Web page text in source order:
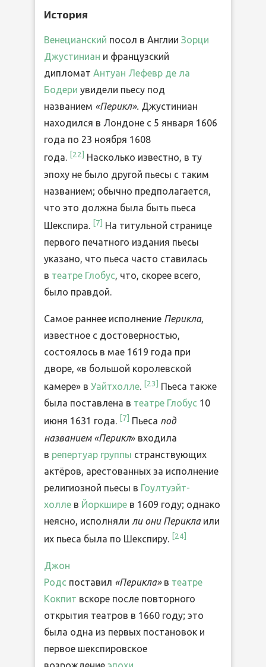
История
Венецианский посол в Англии Зорци
Джустиниан и французский
дипломат Антуан Лефевр де ла
Бодери увидели пьесу под
названием «Перикл». Джустиниан
находился в Лондоне с 5 января 1606
года по 23 ноября 1608
года.
22
Насколько известно, в ту
эпоху не было другой пьесы с таким
названием; обычно предполагается,
что это должна была быть пьеса
Шекспира. [7] На титульной странице
первого печатного издания пьесы
указано, что пьеса часто ставилась
в театре Глобус, что, скорее всего,
было правдой.
Самое раннее исполнение Перикла,
известное с достоверностью,
состоялось в мае 1619 года при
дворе, «в большой королевской
камере» в Уайтхолле. 23
Пьеса также
была поставлена в театре Глобус 10
июня 1631 года.
7 Пьеса под
названием «Перикл» входила
в репертуар группы странствующих
актёров, арестованных за исполнение
религиозной пьесы в Гоултуэйт-
холле в Йоркшире в 1609 году; однако
неясно, исполняли ли они Периклаили
их пьеса была по Шекспиру. [24]
Джон
Родс поставил «Перикла»в театре
Кокпит вскоре после повторного
открытия театров в 1660 году; это
была одна из первых постановок и
первое шекспировское